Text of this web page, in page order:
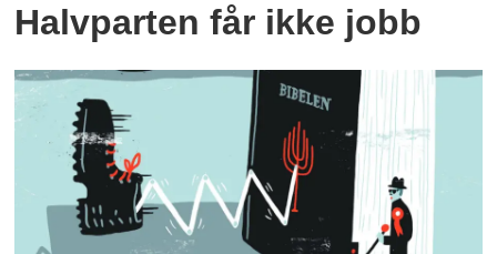
Halvparten får ikke jobb